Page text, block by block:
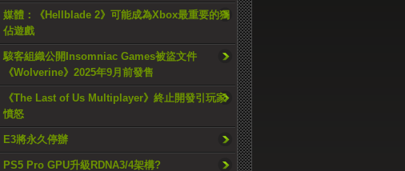
媒體：《Hellblade 2》可能成為Xbox最重要的獨
佔遊戲
駭客組織公開Insomniac Games被盜文件
《Wolverine》2025年9月前發售
《The Last of Us Multiplayer》終止開發引玩家
憤怒
E3將永久停辦
PS5 Pro GPU升級RDNA3/4架構?